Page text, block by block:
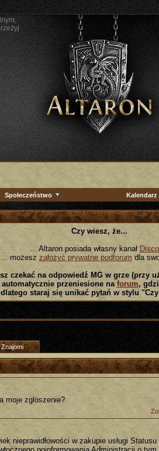
Społeczeństwo Kalendarz
Czy wiesz, że...
... Altaron posiada własny kanał
... możesz założyć prywatne podforum dla
czekać na odpowiedź MG w grze (przy
przeniesione naforum,
dlatego staraj się unikać pytań w stylu
Znajomi
moje zgloszenie?
nieprawidłowości w zakupie usługi